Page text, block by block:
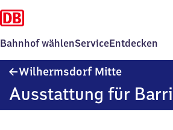
Bahnhof wählenServiceEntdecken
Wilhermsdorf Mitte
Ausstattung für